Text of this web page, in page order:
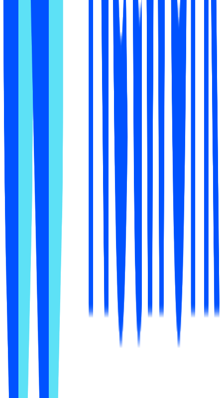
Большинство инструментов просто дают бренду
оценку.
Mention Network ведёт реселлера Shopify от
неведения, отправляет ли ИИ к вам покупателей, до
исправления, которое публикуется на вашей странице
товара, по тем самым вопросам где купить, что
решают продажу.
Где вы реально конкурируете
Транзакционный момент: покупатели уже знают товар
и спрашивают ИИ, где его купить. Именно здесь
реселлер выигрывает или теряет продажу.
От проверки до живого исправления, внутри
Shopify
Запустите бесплатную проверку, узнайте, почему вас
не выбирают, получите исправление, написанное для
вашего товара, и примените его, не покидая админку
Бесплатный старт, без кода
Первая проверка и аудит одного товара бесплатны.
Для продавцов, которые сами ведут магазин, без
разработчиков и агентств.
Сделано для реселлеров
Частые вопросы и ответы
Что такое Mention Network?
Какие ИИ-движки она проверяет?
Нужно ли уметь программировать?
Это бесплатно?